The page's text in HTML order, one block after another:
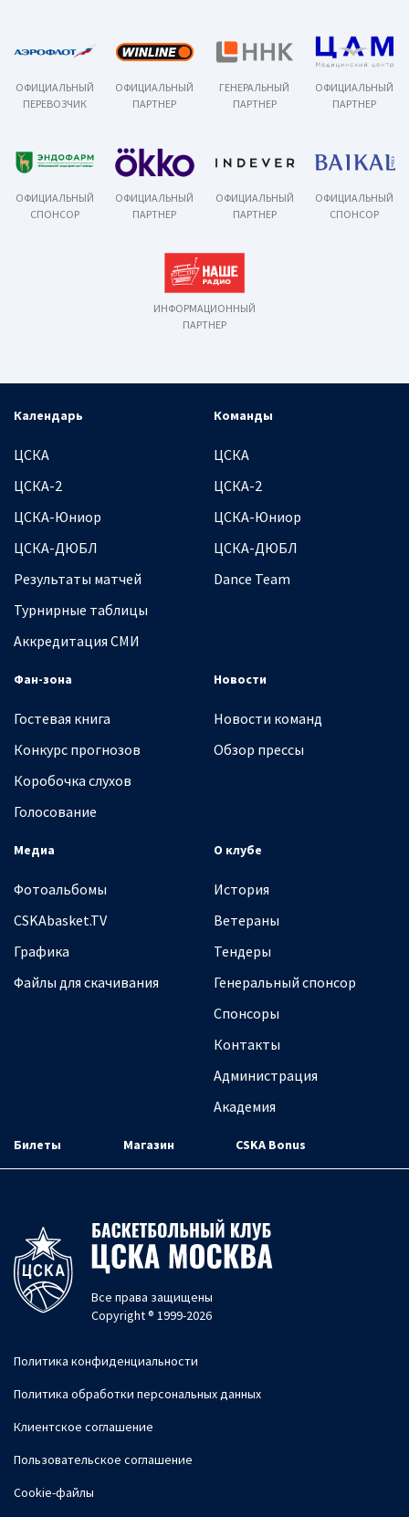
ОФИЦИАЛЬНЫЙ
ПЕРЕВОЗЧИК
ОФИЦИАЛЬНЫЙ
ПАРТНЕР
ГЕНЕРАЛЬНЫЙ
ПАРТНЕР
ОФИЦИАЛЬНЫЙ
ПАРТНЕР
ОФИЦИАЛЬНЫЙ
СПОНСОР
ОФИЦИАЛЬНЫЙ
ПАРТНЕР
ОФИЦИАЛЬНЫЙ
ПАРТНЕР
ОФИЦИАЛЬНЫЙ
СПОНСОР
ИНФОРМАЦИОННЫЙ
ПАРТНЕР
Календарь
ЦСКА
ЦСКА-2
ЦСКА-Юниор
ЦСКА-ДЮБЛ
Результаты матчей
Турнирные таблицы
Аккредитация СМИ
Команды
ЦСКА
ЦСКА-2
ЦСКА-Юниор
ЦСКА-ДЮБЛ
Dance Team
Фан-зона
Гостевая книга
Конкурс прогнозов
Коробочка слухов
Голосование
Новости
Новости команд
Обзор прессы
Медиа
Фотоальбомы
CSKAbasket.TV
Графика
Файлы для скачивания
О клубе
История
Ветераны
Тендеры
Генеральный спонсор
Спонсоры
Контакты
Администрация
Академия
Билеты Магазин CSKA Bonus
Все права защищены
Copyright ® 1999-2026
Политика конфиденциальности
Политика обработки персональных данных
Клиентское соглашение
Пользовательское соглашение
Cookie-файлы